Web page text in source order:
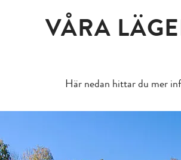
VÅRA
Här nedan hittar du mer